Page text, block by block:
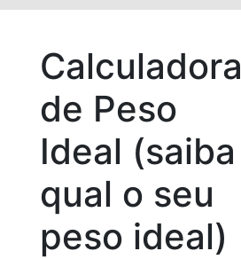
Calculadora
de Peso
Ideal (saiba
qual o seu
peso ideal)